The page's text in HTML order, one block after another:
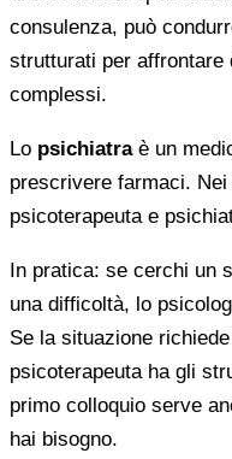
consulenza, può
strutturati per
complessi.
Lo psichiatraè un
prescrivere farmaci.
psicoterapeuta e
In pratica: se cerchi un
una difficoltà, lo
Se la situazione
psicoterapeuta ha gli
primo colloquio serve
hai bisogno.